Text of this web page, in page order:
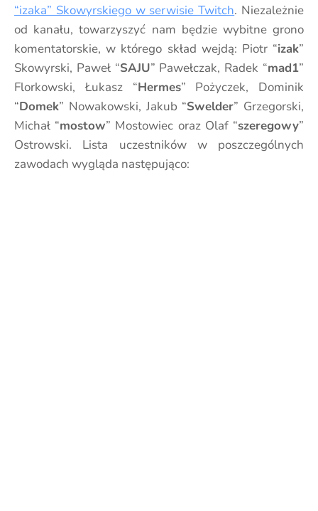
“izaka” Skowyrskiego w serwisie Twitch. Niezależnie
od kanału, towarzyszyć nam będzie wybitne grono
komentatorskie, w którego skład wejdą: Piotr “izak”
Skowyrski, Paweł “SAJU” Pawełczak, Radek “mad1”
Florkowski, Łukasz “Hermes” Pożyczek, Dominik
“Domek” Nowakowski, Jakub “Swelder” Grzegorski,
Michał “mostow” Mostowiec oraz Olaf “szeregowy”
Ostrowski. Lista uczestników w poszczególnych
zawodach wygląda następująco: